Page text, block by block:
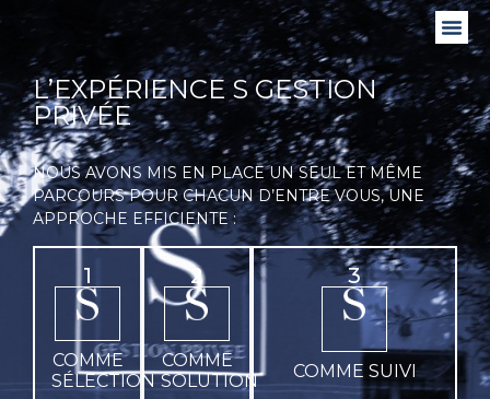
L’EXPÉRIENCE S GESTION
PRIVÉE
NOUS AVONS MIS EN PLACE UN SEUL ET MÊME
PARCOURS POUR CHACUN D’ENTRE VOUS, UNE
APPROCHE EFFICIENTE :
1
COMME
SÉLECTION
2
COMME
SOLUTION
3
COMME SUIVI